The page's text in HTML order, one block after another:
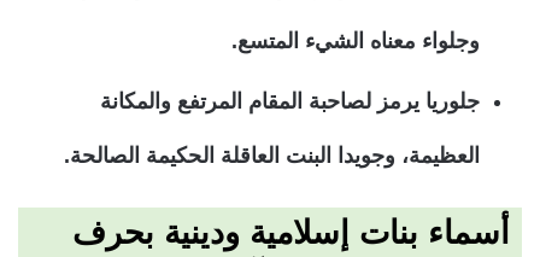
وجلواء معناه الشيء المتسع.
جلوريا يرمز لصاحبة المقام المرتفع والمكانة
العظيمة، وجويدا البنت العاقلة الحكيمة الصالحة.
أسماء بنات إسلامية ودينية بحرف